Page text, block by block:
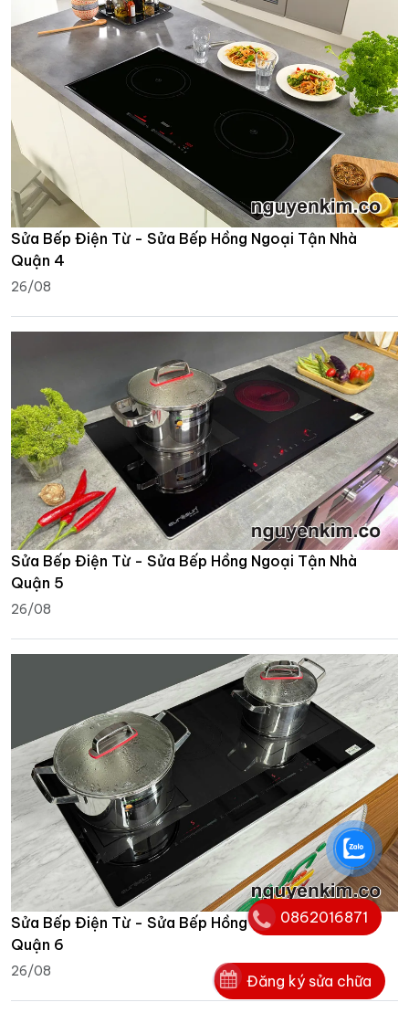
Sửa Bếp Điện Từ - Sửa Bếp Hồng Ngoại Tận Nhà
Quận 4
26/08
Sửa Bếp Điện Từ - Sửa Bếp Hồng Ngoại Tận Nhà
Quận 5
26/08
Sửa Bếp Điện Từ - Sửa Bếp Hồng Ngoại Tận Nhà
Quận 6
26/08
Đăng ký sửa chữa
0862016871